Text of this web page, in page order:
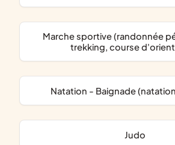
Marche sportive (randonnée pédestre, raid,
trekking, course
Natation - Baignade
Judo